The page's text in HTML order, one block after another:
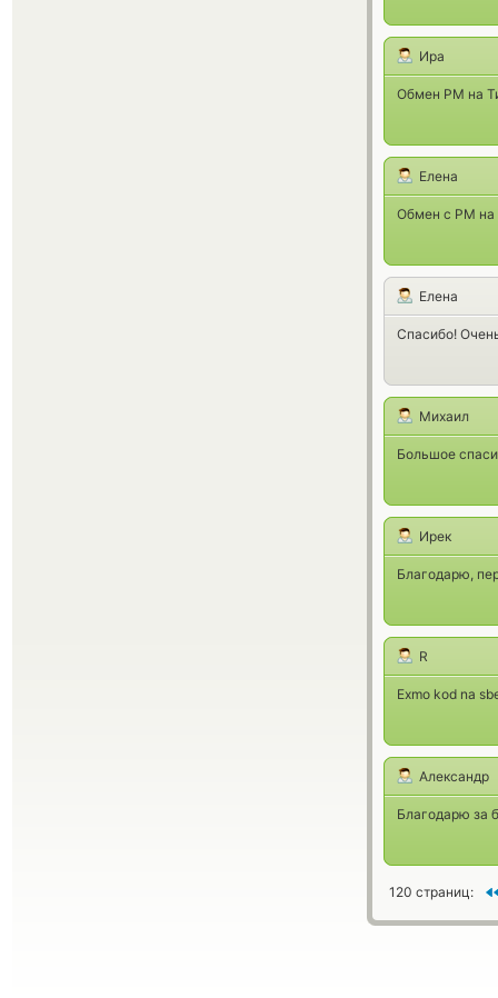
Ира
Обмен PM на
Елена
Обмен с РМ на
Елена
Спасибо!
Михаил
Большое
Ирек
Благодарю,
R
Exmo kod na
Александр
Благодарю за
120 страниц: